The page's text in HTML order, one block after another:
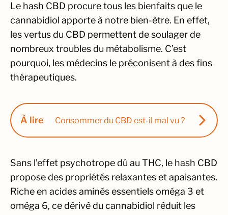
Le hash CBD procure tous les bienfaits que le
cannabidiol apporte à notre bien-être. En effet,
les vertus du CBD permettent de soulager de
nombreux troubles du métabolisme. C’est
pourquoi, les médecins le préconisent à des fins
thérapeutiques.
À lire Consommer du CBD est-il mal vu ?
Sans l’effet psychotrope dû au THC, le hash CBD
propose des propriétés relaxantes et apaisantes.
Riche en acides aminés essentiels oméga 3 et
oméga 6, ce dérivé du cannabidiol réduit les